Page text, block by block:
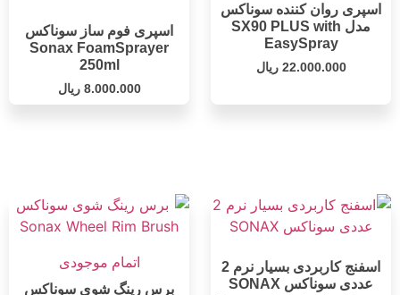
اسپری روان کننده سوناکس
مدل SX90 PLUS with
EasySpray
22.000.000 ریال
اسپری فوم ساز سوناکس
Sonax FoamSprayer
250ml
8.000.000 ریال
اسفنج کاربردی بسیار نرم 2
عددی سوناکس SONAX
اتمام موجودی
برس رینگ شوی سوناکس